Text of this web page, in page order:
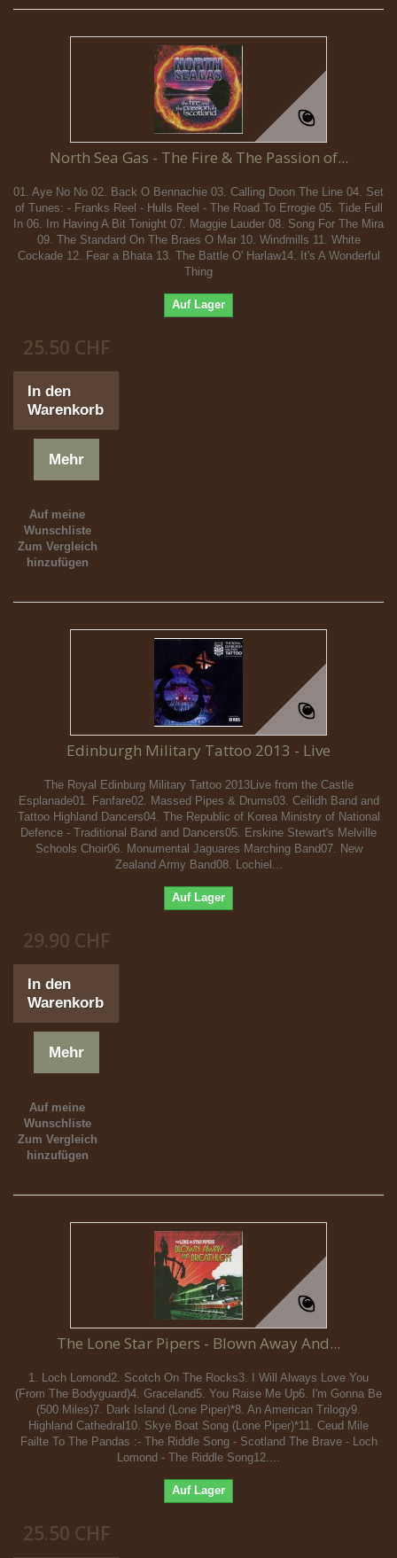
North Sea Gas - The Fire & The Passion of...
01. Aye No No 02. Back O Bennachie 03. Calling Doon The Line 04. Set
of Tunes: - Franks Reel - Hulls Reel - The Road To Errogie 05. Tide Full
In 06. Im Having A Bit Tonight 07. Maggie Lauder 08. Song For The Mira
09. The Standard On The Braes O Mar 10. Windmills 11. White
Cockade 12. Fear a Bhata 13. The Battle O' Harlaw14. It's A Wonderful
Thing
Auf Lager
25.50 CHF
In den
Warenkorb
Mehr
Auf meine
Wunschliste
Zum Vergleich
hinzufügen
Edinburgh Military Tattoo 2013 - Live
The Royal Edinburg Military Tattoo 2013Live from the Castle
Esplanade01. Fanfare02. Massed Pipes & Drums03. Ceilidh Band and
Tattoo Highland Dancers04. The Republic of Korea Ministry of National
Defence - Traditional Band and Dancers05. Erskine Stewart's Melville
Schools Choir06. Monumental Jaguares Marching Band07. New
Zealand Army Band08. Lochiel...
Auf Lager
29.90 CHF
In den
Warenkorb
Mehr
Auf meine
Wunschliste
Zum Vergleich
hinzufügen
The Lone Star Pipers - Blown Away And...
1. Loch Lomond2. Scotch On The Rocks3. I Will Always Love You
(From The Bodyguard)4. Graceland5. You Raise Me Up6. I'm Gonna Be
(500 Miles)7. Dark Island (Lone Piper)*8. An American Trilogy9.
Highland Cathedral10. Skye Boat Song (Lone Piper)*11. Ceud Mile
Failte To The Pandas :- The Riddle Song - Scotland The Brave - Loch
Lomond - The Riddle Song12....
Auf Lager
25.50 CHF